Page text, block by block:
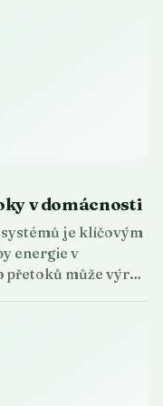
v domácnosti
je klíčovým
energie v
přetoků může výr…